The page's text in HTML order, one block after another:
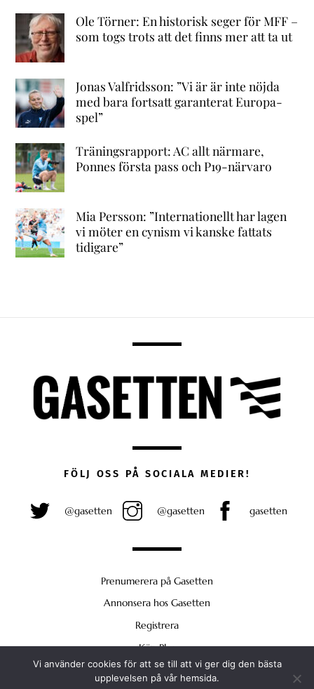
Ole Törner: En historisk seger för MFF –
som togs trots att det finns mer att ta ut
Jonas Valfridsson: ”Vi är är inte nöjda
med bara fortsatt garanterat Europa-
spel”
Träningsrapport: AC allt närmare,
Ponnes första pass och P19-närvaro
Mia Persson: ”Internationellt har lagen
vi möter en cynism vi kanske fattats
tidigare”
FÖLJ OSS PÅ SOCIALA MEDIER!
@gasetten @gasetten gasetten
Prenumerera på Gasetten
Annonsera hos Gasetten
Registrera
Köp Plus
Vi använder cookies för att se till att vi ger dig den bästa
upplevelsen på vår hemsida.